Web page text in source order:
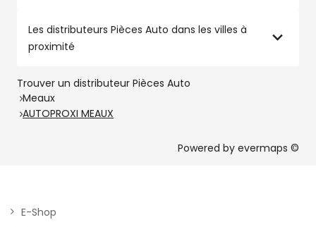
Les distributeurs Pièces Auto dans les villes à
proximité
Trouver un distributeur Pièces Auto
Meaux
AUTOPROXI MEAUX
Powered by evermaps ©
E-Shop